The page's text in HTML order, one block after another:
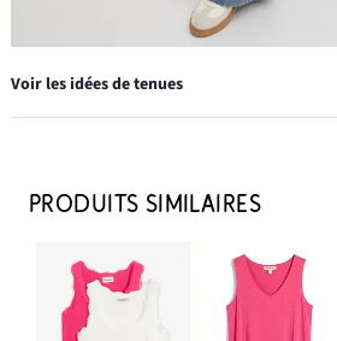
Voir les idées de tenues
9,99 €
AJOUTER AU PANIER
Casquette
14,99 €
PRODUITS SIMILAIRES